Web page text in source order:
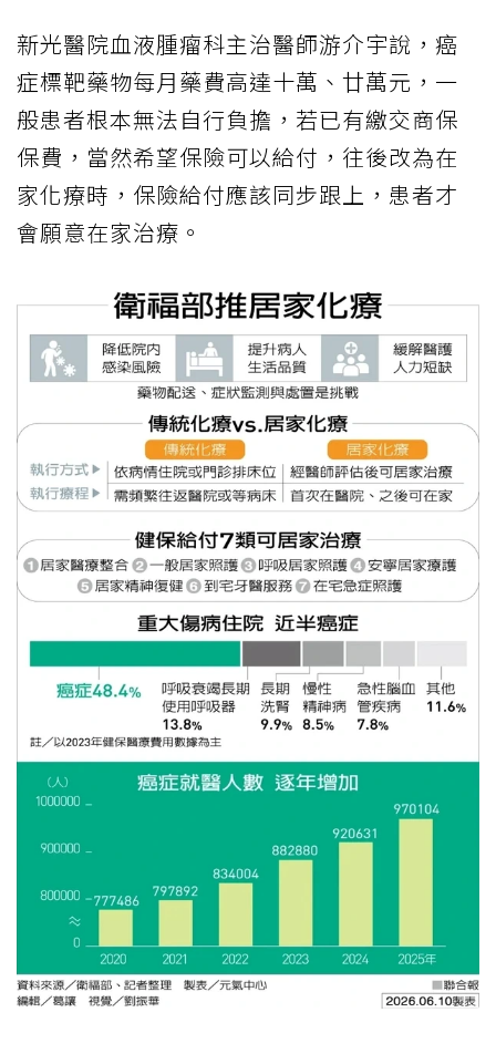
新光醫院血液腫瘤科主治醫師游介宇說，癌
症標靶藥物每月藥費高達十萬、廿萬元，一
般患者根本無法自行負擔，若已有繳交商保
保費，當然希望保險可以給付，往後改為在
家化療時，保險給付應該同步跟上，患者才
會願意在家治療。